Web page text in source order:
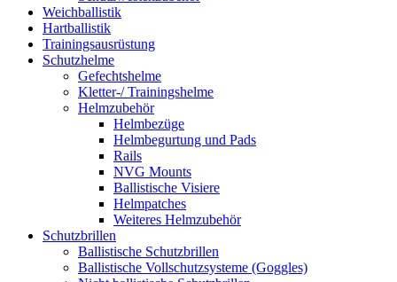
Weichballistik
Hartballistik
Trainingsausrüstung
Schutzhelme
Gefechtshelme
Kletter-/ Trainingshelme
Helmzubehör
Helmbezüge
Helmbegurtung und Pads
Rails
NVG Mounts
Ballistische Visiere
Helmpatches
Weiteres Helmzubehör
Schutzbrillen
Ballistische Schutzbrillen
Ballistische Vollschutzsysteme (Goggles)